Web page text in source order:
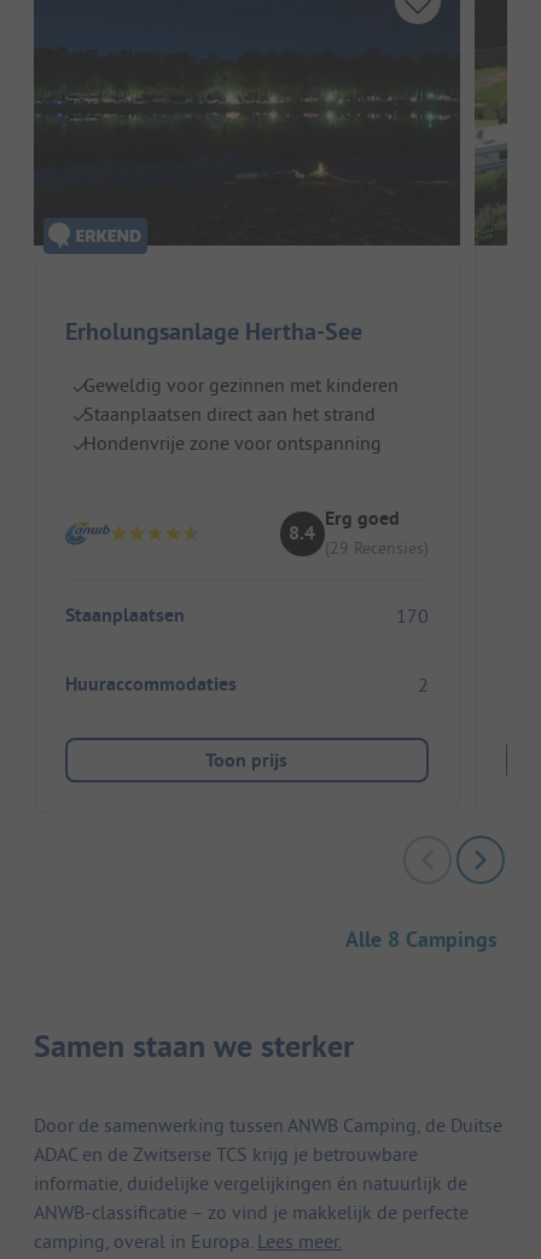
Erholungsanlage Hertha-See
Geweldig voor gezinnen met kinderen
Staanplaatsen direct aan het strand
Hondenvrije zone voor ontspanning
8.4
Erg goed
(29 Recensies)
Staanplaatsen 170
Huuraccommodaties 2
Toon prijs
Alle 8 Campings
Samen staan we sterker
Door de samenwerking tussen ANWB Camping, de Duitse
ADAC en de Zwitserse TCS krijg je betrouwbare
informatie, duidelijke vergelijkingen én natuurlijk de
ANWB-classificatie – zo vind je makkelijk de perfecte
camping, overal in Europa. Lees meer.